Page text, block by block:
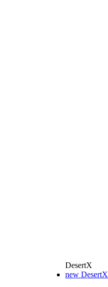
DesertX
new DesertX